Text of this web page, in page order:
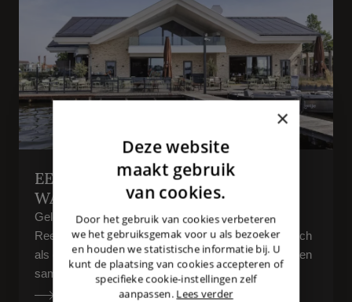
EEN MODERNE OASE AAN HET
WATER
Gelegen aan de Elfhoeven, een parel binnen de
Reeuwijkse Plassen, presenteert Loetje Reeuwijk zich
als een vernieuwend culinair paviljoen waar elementen
samenvloeien tot een ultiem...
GERMAN
×
Deze website
maakt gebruik
van cookies.
Door het gebruik van cookies verbeteren
we het gebruiksgemak voor u als bezoeker
en houden we statistische informatie bij. U
kunt de plaatsing van cookies accepteren of
specifieke cookie-instellingen zelf
aanpassen. Lees verder